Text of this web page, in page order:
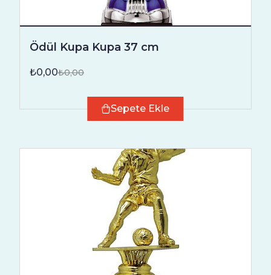
Ödül Kupa Kupa 37 cm
₺0,00₺0,00
Sepete Ekle